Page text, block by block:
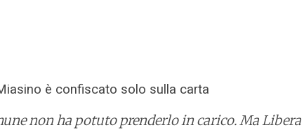
è confiscato solo sulla carta
non ha potuto prenderlo in carico. Ma Libera